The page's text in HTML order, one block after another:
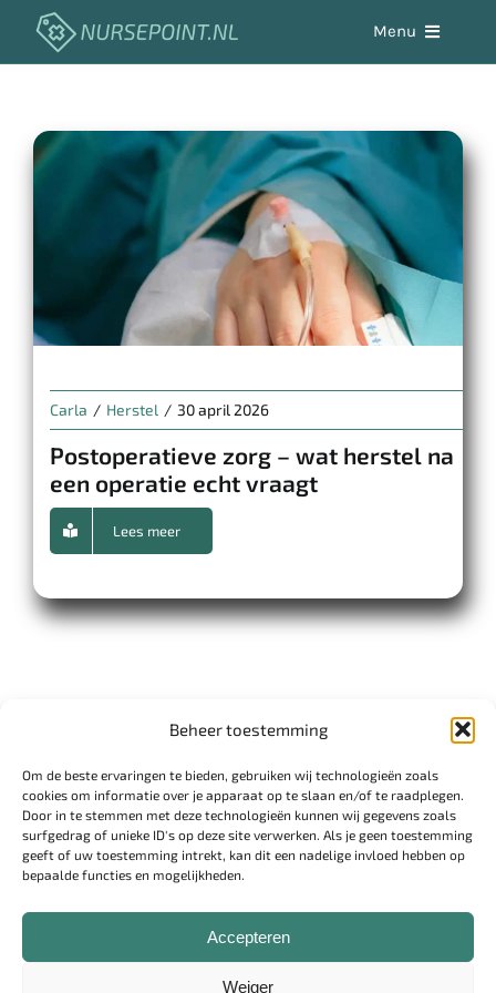
Beheer toestemming
Om de beste ervaringen te bieden, gebruiken wij technologieën zoals
cookies om informatie over je apparaat op te slaan en/of te raadplegen.
Door in te stemmen met deze technologieën kunnen wij gegevens zoals
surfgedrag of unieke ID's op deze site verwerken. Als je geen toestemming
geeft of uw toestemming intrekt, kan dit een nadelige invloed hebben op
bepaalde functies en mogelijkheden.
Accepteren
Weiger
Menu
Werken in de zorg
Hulpmiddelen
Carla / Herstel / 30 april 2026
Postoperatieve zorg – wat herstel na
een operatie echt vraagt
Lees meer
Disclaimer
Over mij